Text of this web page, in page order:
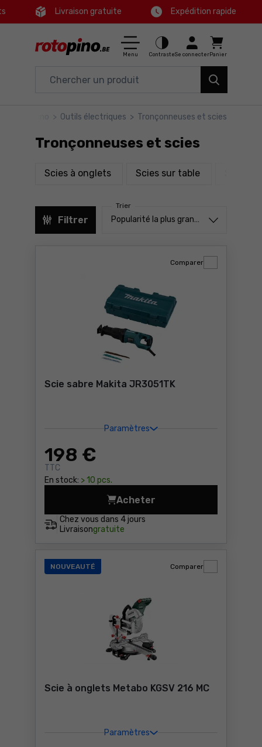
Ctrl M
Menu principal
Filtres
Produits
Livraison gratuite Expédition rapide
Menu ContrasteSe connecter Panier
Maison & Jardin
Bons plans
> Outils électriques > Tronçonneuses et scies
Tronçonneuses et scies
Scies à onglets produitsScies sur table
Filtrer
Trier
Trier à partir de
Popularité la plus grande
Scie sabre Makita JR3051TK
Paramètres
198 €
TTC
En stock: > 10 pcs.
Comparer
Chez vous dans 4 jours
Livraisongratuite
Acheter
Scie sabre Makita
NOUVEAUTÉ
Scie à onglets Metabo KGSV 216 MC
Paramètres
Comparer